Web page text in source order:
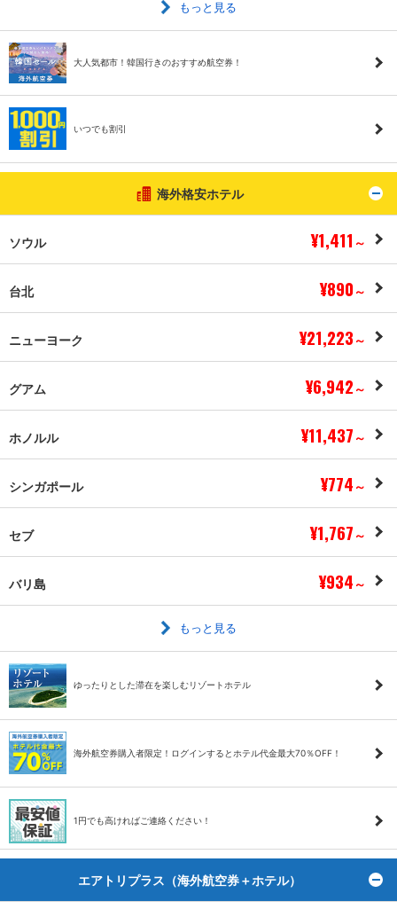
もっと見る
大人気都市！韓国行きのおすすめ航空券！
いつでも割引
海外格安ホテル ト
ソウル ¥1,411 ～
台北 ¥890 ～
ニューヨーク ¥21,223 ～
グアム ¥6,942 ～
ホノルル ¥11,437 ～
シンガポール ¥774 ～
セブ ¥1,767 ～
バリ島 ¥934 ～
もっと見る
ゆったりとした滞在を楽しむリゾートホテル
海外航空券購入者限定！ログインするとホテル代金最大70％OFF！
1円でも高ければご連絡ください！
エアトリプラス（海外航空券＋ホテル） ト